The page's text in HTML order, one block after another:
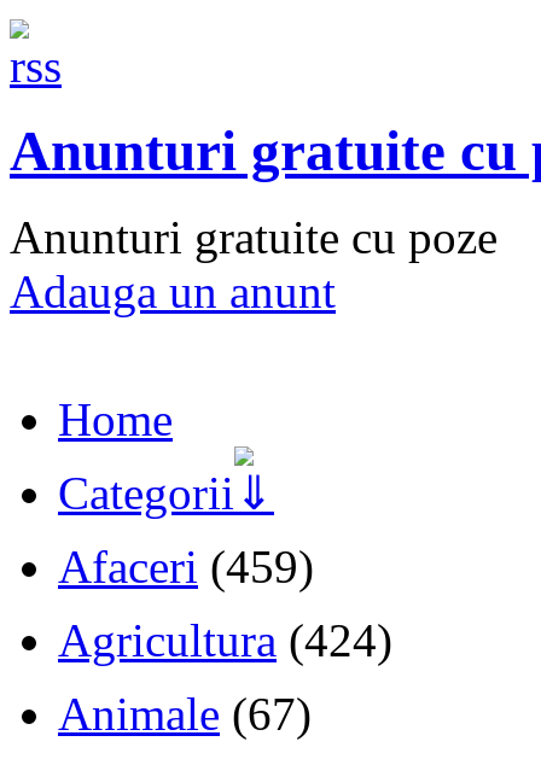
Anunturi gratuite cu
Anunturi gratuite cu poze
Adauga un anunt
Home
Categorii
Afaceri (459)
Agricultura (424)
Animale (67)